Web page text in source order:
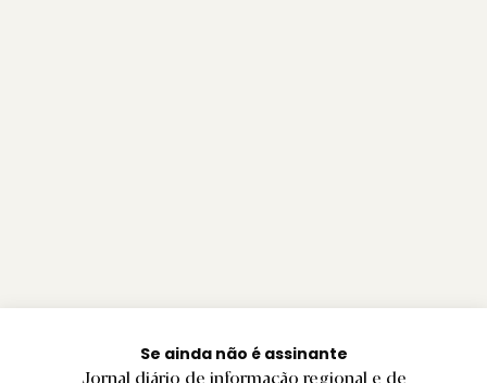
Se ainda não é assinante
Jornal diário de informação regional e de